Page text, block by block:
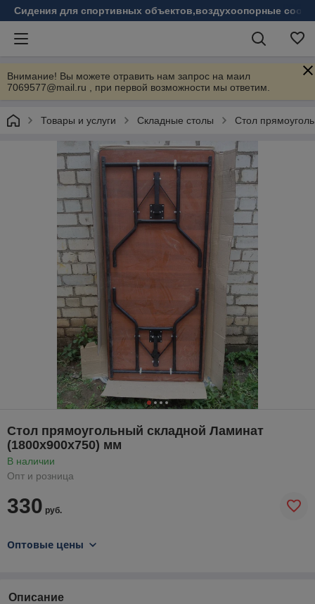
Сидения для спортивных объектов,воздухоопорные
Внимание! Вы можете отравить нам запрос на маил
7069577@mail.ru , при первой возможности мы ответим.
Товары и услуги Складные столы Стол
Стол прямоугольный складной Ламинат
(1800х900х750) мм
В наличии
Опт и розница
330 руб.
Оптовые цены
Описание